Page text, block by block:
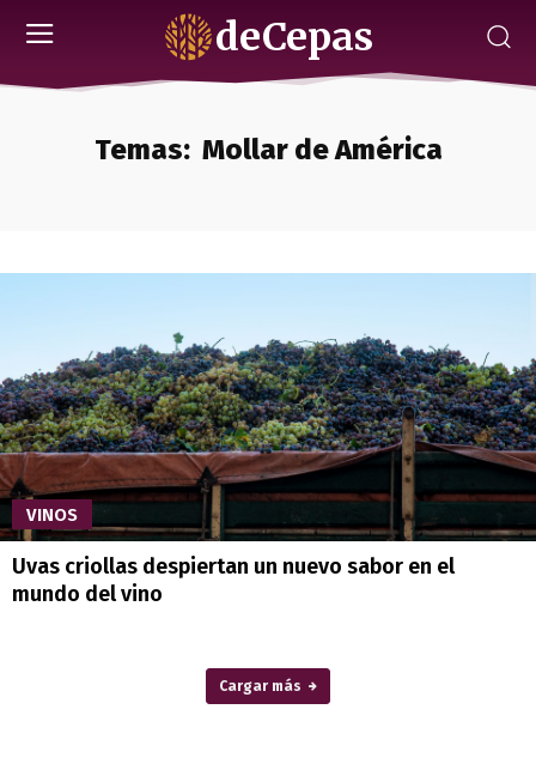
deCepas
Temas: Mollar de América
VINOS
Uvas criollas despiertan un nuevo sabor en el
mundo del vino
Cargar más